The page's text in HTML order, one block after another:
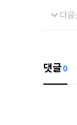
다음
댓글0